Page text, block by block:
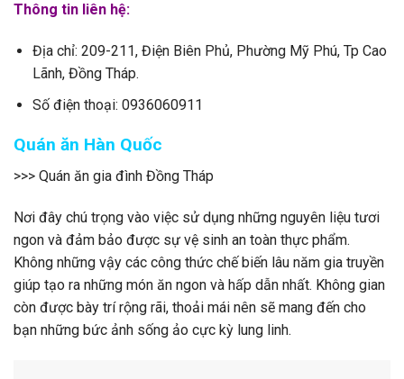
Thông tin liên hệ:
Địa chỉ: 209-211, Điện Biên Phủ, Phường Mỹ Phú, Tp Cao
Lãnh, Đồng Tháp.
Số điện thoại: 0936060911
Quán ăn Hàn Quốc
>>> Quán ăn gia đình Đồng Tháp
Nơi đây chú trọng vào việc sử dụng những nguyên liệu tươi
ngon và đảm bảo được sự vệ sinh an toàn thực phẩm.
Không những vậy các công thức chế biến lâu năm gia truyền
giúp tạo ra những món ăn ngon và hấp dẫn nhất. Không gian
còn được bày trí rộng rãi, thoải mái nên sẽ mang đến cho
bạn những bức ảnh sống ảo cực kỳ lung linh.